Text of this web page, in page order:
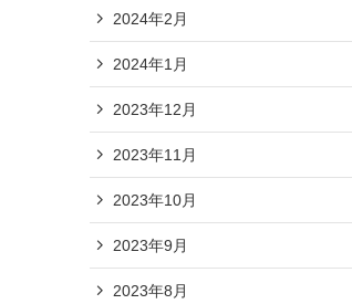
2024年2月
2024年1月
2023年12月
2023年11月
2023年10月
2023年9月
2023年8月